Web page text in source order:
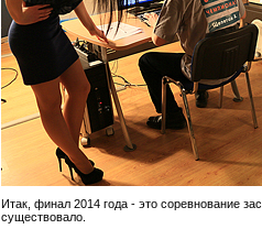
Итак, финал 2014 года - это соревнование
существовало.